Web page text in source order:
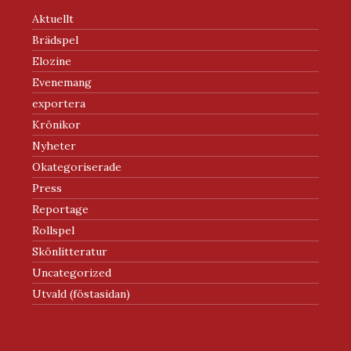
Aktuellt
Brädspel
Elozine
Evenemang
exportera
Krönikor
Nyheter
Okategoriserade
Press
Reportage
Rollspel
Skönlitteratur
Uncategorized
Utvald (föstasidan)